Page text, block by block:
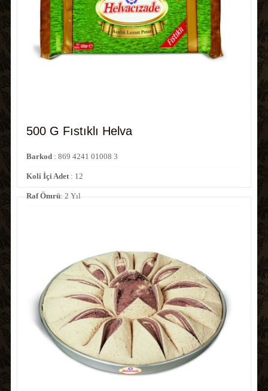
500 G Fıstıklı Helva
Barkod: 869 4241 01008 3
Koli İçi Adet: 12
Raf Ömrü: 2 Yıl